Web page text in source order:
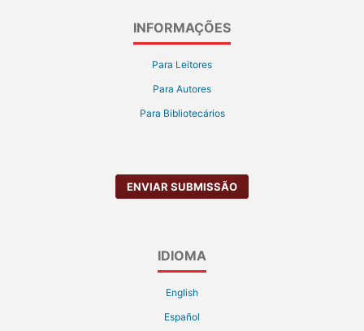
INFORMAÇÕES
Para Leitores
Para Autores
Para Bibliotecários
ENVIAR SUBMISSÃO
IDIOMA
English
Español